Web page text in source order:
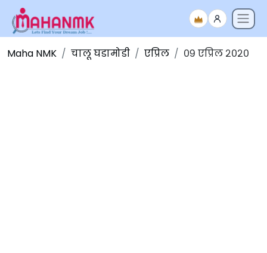
Maha NMK चालू घडामोडी एप्रिल ०९ एप्रिल २०२०